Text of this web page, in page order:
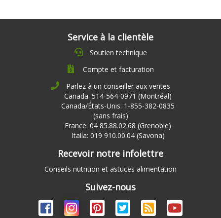
Service à la clientèle
Soutien technique
Compte et facturation
Parlez à un conseiller aux ventes
Canada: 514-564-0971 (Montréal)
Canada/États-Unis: 1-855-382-0835
(sans frais)
France: 04 85.88.02.68 (Grenoble)
Italia: 019 910.00.04 (Savona)
Recevoir notre infolettre
Conseils nutrition et astuces alimentation
Suivez-nous